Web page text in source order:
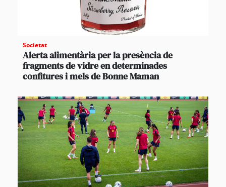
Societat
Alerta alimentària per la presència de
fragments de vidre en determinades
confitures i mels de Bonne Maman